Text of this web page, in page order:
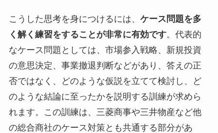
こうした思考を身につけるには、 ケース問題を多
く解く練習をすることが非常に有効です。代表的
なケース問題としては、市場参入戦略、新規投資
の意思決定、事業撤退判断などがあり、答えの正
否ではなく、どのような仮説を立てて検討し、ど
のような結論に至ったかを説明する訓練が求めら
れます。この訓練は、三菱商事や三井物産など他
の総合商社のケース対策とも共通する部分があ